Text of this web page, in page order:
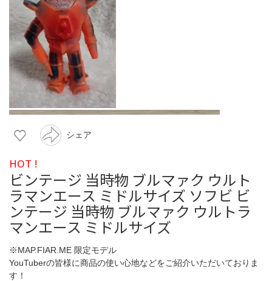
シェア
HOT !
ビンテージ 当時物 ブルマァク ウルト
ラマンエース ミドルサイズ ソフビ ビ
ンテージ 当時物 ブルマァク ウルトラ
マンエース ミドルサイズ
※MAP.FIAR.ME 限定モデル
YouTuberの皆様に商品の使い心地などをご紹介いただいておりま
す！